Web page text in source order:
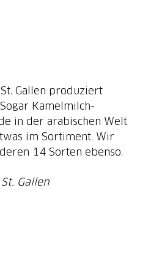
Gallen produziert
Kamelmilch-
in der arabischen Welt
im Sortiment. Wir
14 Sorten ebenso.
Gallen